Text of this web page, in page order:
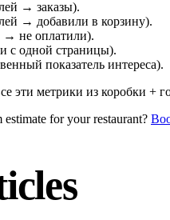
→ заказы).
→ добавили в корзину).
→ не оплатили).
с одной страницы).
показатель интереса).
эти метрики из коробки +
for your restaurant?